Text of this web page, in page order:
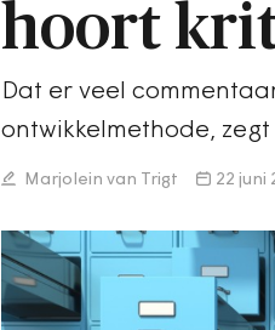
hoort
Dat er veel
ontwikkelmethode,
Marjolein van Trigt 22 juni